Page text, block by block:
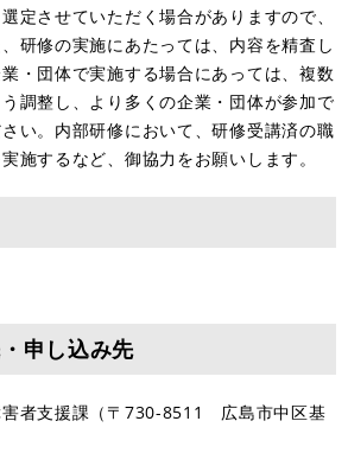
定させていただく場合がありますので、
研修の実施にあたっては、内容を精査し
・団体で実施する場合にあっては、複数
調整し、より多くの企業・団体が参加で
い。内部研修において、研修受講済の職
施するなど、御協力をお願いします。
申し込み先
者支援課（〒730-8511 広島市中区基